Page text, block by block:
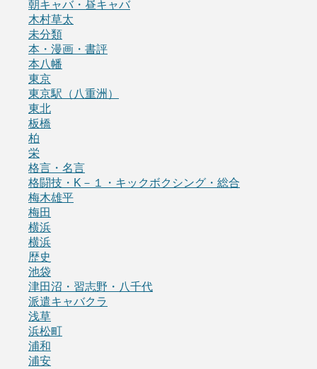
朝キャバ・昼キャバ
木村草太
未分類
本・漫画・書評
本八幡
東京
東京駅（八重洲）
東北
板橋
柏
栄
格言・名言
格闘技・K－１・キックボクシング・総合
梅木雄平
梅田
横浜
横浜
歴史
池袋
津田沼・習志野・八千代
派遣キャバクラ
浅草
浜松町
浦和
浦安